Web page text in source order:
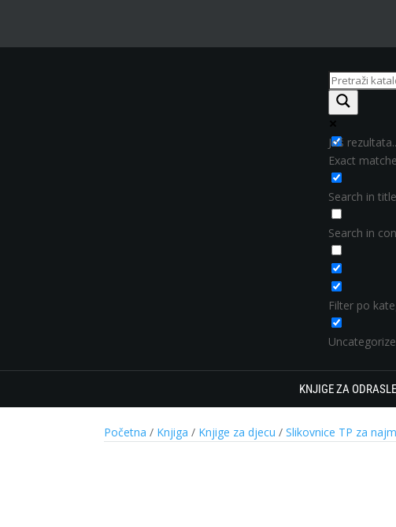
Još
Exact
Search in title
Search in
Filter po
KNJIGE ZA ODRASLE
Početna / Knjiga / Knjige za djecu / Slikovnice TP za